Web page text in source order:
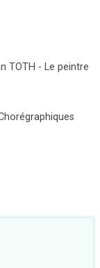
TOTH - Le peintre